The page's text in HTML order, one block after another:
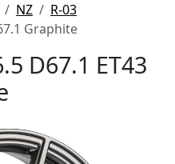
NZ
R-03
Graphite
D67.1 ET43